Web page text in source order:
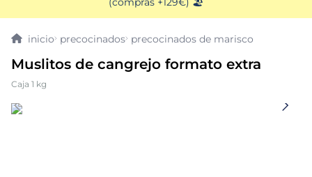
precocinados precocinados de marisco
Muslitos de cangrejo formato extra
Caja 1 kg
1. helados sirena
gambas
3. patatas